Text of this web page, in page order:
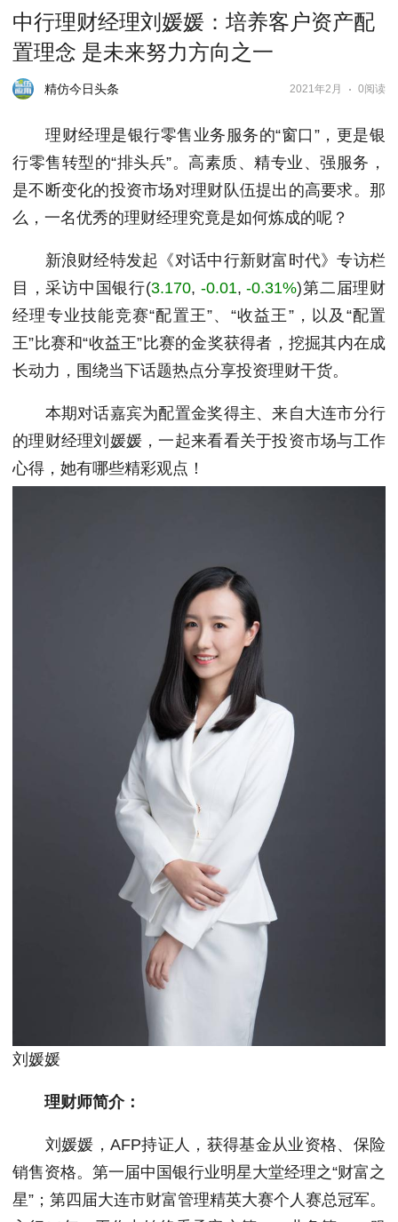
中行理财经理刘媛媛：培养客户资产配
置理念 是未来努力方向之一
精仿今日头条 2021年2月 0阅读
理财经理是银行零售业务服务的“窗口”，更是银
行零售转型的“排头兵”。高素质、精专业、强服务，
是不断变化的投资市场对理财队伍提出的高要求。那
么，一名优秀的理财经理究竟是如何炼成的呢？
新浪财经特发起《对话中行新财富时代》专访栏
目，采访中国银行(3.170, -0.01,-0.31%)第二届理财
经理专业技能竞赛“配置王”、“收益王”，以及“配置
王”比赛和“收益王”比赛的金奖获得者，挖掘其内在成
长动力，围绕当下话题热点分享投资理财干货。
本期对话嘉宾为配置金奖得主、来自大连市分行
的理财经理刘媛媛，一起来看看关于投资市场与工作
心得，她有哪些精彩观点！
刘媛媛
理财师简介：
刘媛媛，AFP持证人，获得基金从业资格、保险
销售资格。第一届中国银行业明星大堂经理之“财富之
星”；第四届大连市财富管理精英大赛个人赛总冠军。